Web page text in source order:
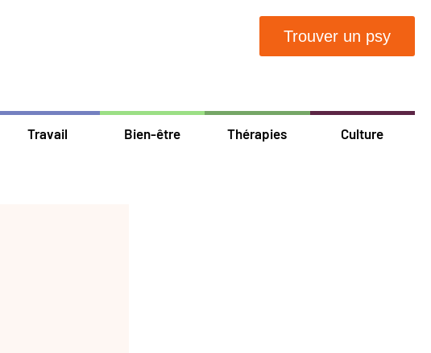
Trouver un psy
Travail Bien-être Thérapies Culture